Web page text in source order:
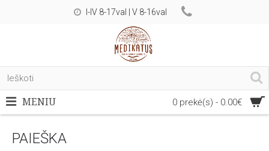
I-IV 8-17val | V 8-16val
0 prekė(s) - 0.00€
MENIU
PAIEŠKA